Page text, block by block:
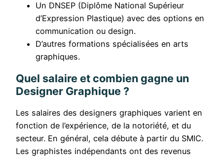
Un DNSEP (Diplôme National Supérieur
d’Expression Plastique) avec des options en
communication ou design.
D’autres formations spécialisées en arts
graphiques.
Quel salaire et combien gagne un
Designer Graphique ?
Les salaires des designers graphiques varient en
fonction de l’expérience, de la notoriété, et du
secteur. En général, cela débute à partir du SMIC.
Les graphistes indépendants ont des revenus